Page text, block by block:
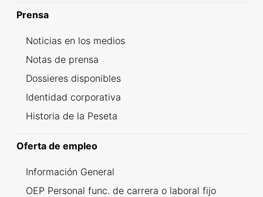
Prensa
Noticias en los medios
Notas de prensa
Dossieres disponibles
Identidad corporativa
Historia de la Peseta
Oferta de empleo
Información General
OEP Personal func. de carrera o laboral fijo